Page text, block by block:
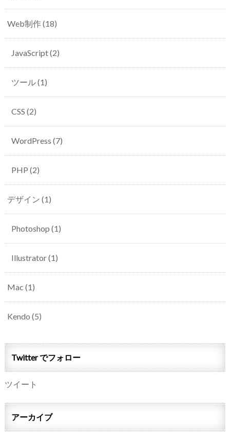
Web制作(18)
JavaScript(2)
ツール(1)
CSS (2)
WordPress (7)
PHP (2)
デザイン (1)
Photoshop (1)
Illustrator(1)
Mac (1)
Kendo (5)
Twitter でフォロー
ツイート
アーカイブ